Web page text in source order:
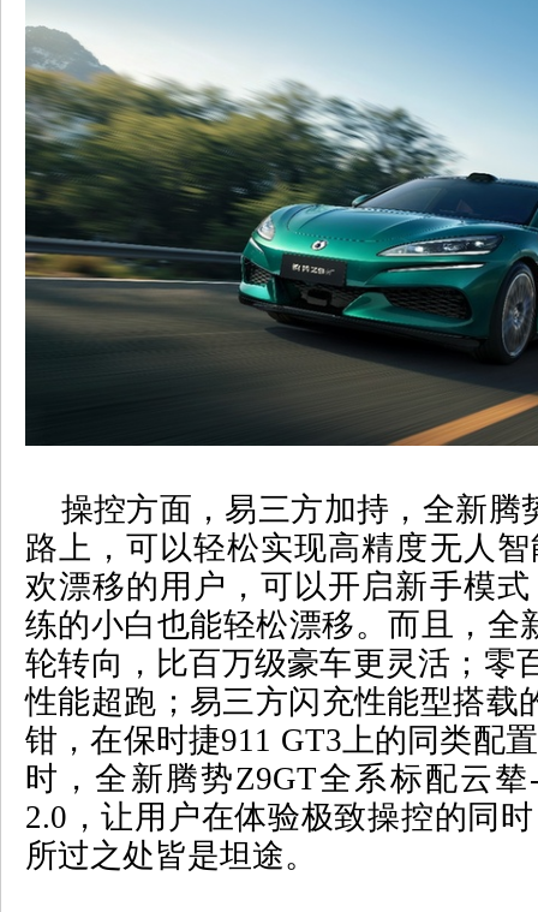
操控方面，易三方加持，全新腾
路上，可以轻松实现高精度无人
欢漂移的用户，可以开启新手模
练的小白也能轻松漂移。而且，全
轮转向，比百万级豪车更灵活；零
性能超跑；易三方闪充性能型搭载
钳，在保时捷911 GT3 上的同类配
时，全新腾势Z9GT全系标配云辇
2.0 ，让用户在体验极致操控的同
所过之处皆是坦途。